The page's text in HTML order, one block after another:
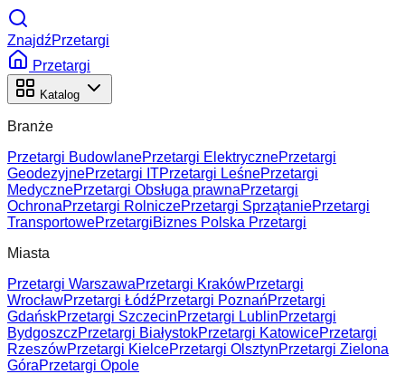
ZnajdźPrzetargi
Przetargi
Katalog
Branże
Przetargi BudowlanePrzetargi ElektrycznePrzetargi
GeodezyjnePrzetargi ITPrzetargi LeśnePrzetargi
MedycznePrzetargi Obsługa prawnaPrzetargi
OchronaPrzetargi RolniczePrzetargi SprzątaniePrzetargi
TransportowePrzetargiBiznes Polska Przetargi
Miasta
Przetargi WarszawaPrzetargi KrakówPrzetargi
WrocławPrzetargi ŁódźPrzetargi PoznańPrzetargi
GdańskPrzetargi SzczecinPrzetargi LublinPrzetargi
BydgoszczPrzetargi BiałystokPrzetargi KatowicePrzetargi
RzeszówPrzetargi KielcePrzetargi OlsztynPrzetargi Zielona
GóraPrzetargi Opole